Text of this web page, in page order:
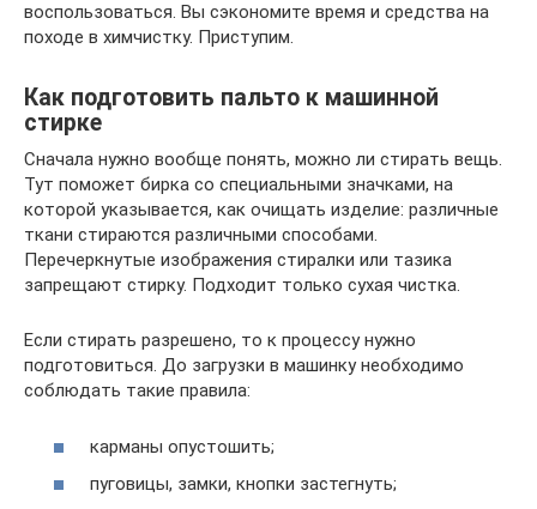
воспользоваться. Вы сэкономите время и средства на
походе в химчистку. Приступим.
Как подготовить пальто к машинной
стирке
Сначала нужно вообще понять, можно ли стирать вещь.
Тут поможет бирка со специальными значками, на
которой указывается, как очищать изделие: различные
ткани стираются различными способами.
Перечеркнутые изображения стиралки или тазика
запрещают стирку. Подходит только сухая чистка.
Если стирать разрешено, то к процессу нужно
подготовиться. До загрузки в машинку необходимо
соблюдать такие правила:
карманы опустошить;
пуговицы, замки, кнопки застегнуть;